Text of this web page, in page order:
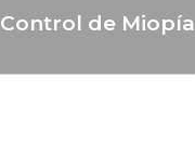
Control de Miopía